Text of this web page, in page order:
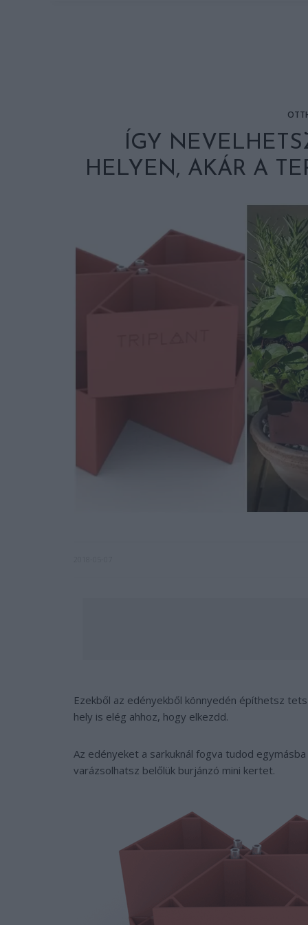
ÍGY
HELYEN, AKÁR A
Ezekből az edényekből könnyedén építhetsz
hely is elég ahhoz, hogy elkezdd.
Az edényeket a sarkuknál fogva tudod
varázsolhatsz belőlük burjánzó mini kertet.